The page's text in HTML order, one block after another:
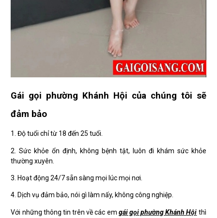
Gái gọi phường Khánh Hội của chúng tôi sẽ
đảm bảo
1. Độ tuổi chỉ từ 18 đến 25 tuổi.
2. Sức khỏe ổn định, không bệnh tật, luôn đi khám sức khỏe
thường xuyên.
3. Hoạt động 24/7 sẵn sàng mọi lúc mọi nơi.
4. Dịch vụ đảm bảo, nói gì làm nấy, không công nghiệp.
Với những thông tin trên về các em gái gọi phường Khánh Hội thì